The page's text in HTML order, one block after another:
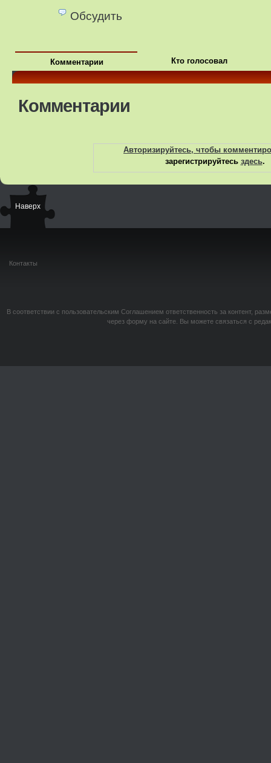
Обсудить
Комментарии Кто голосовал
Комментарии
Авторизируйтесь, чтобы
зарегистрируйтесь здесь.
Наверх
Контакты
В соответствии с пользовательским Соглашением ответственность за контент,
через форму на сайте. Вы можете связаться с